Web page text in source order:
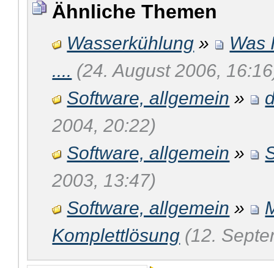
Ähnliche Themen
Wasserkühlung »
Was
.... (24. August 2006,
Software, allgemein »
2004, 20:22)
Software, allgemein »
2003, 13:47)
Software, allgemein »
Komplettlösung (12.